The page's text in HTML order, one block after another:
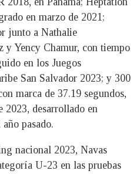
en marzo de 2021;
junto a Nathalie
y Yency Chamur, con tiempo
en los Juegos
San Salvador 2023; y 300
marca de 37.19 segundos,
2023, desarrollado en
pasado.
nacional 2023, Navas
U-23 en las pruebas